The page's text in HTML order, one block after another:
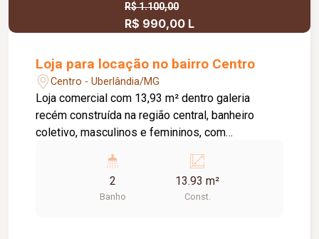
R$ 1.100,00
R$ 990,00 L
Loja para locação no bairro Centro
Centro - Uberlândia/MG
Loja comercial com 13,93 m² dentro galeria
recém construída na região central, banheiro
coletivo, masculinos e femininos, com
lojas grandes e espaçosas, corredores largos,
praça de alimentação, WI-FI, zelador e sistema
de monitoramento.
2
Banho
13.93 m²
Const.